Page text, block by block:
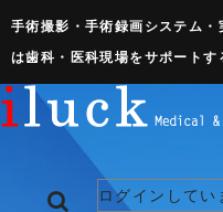
手術撮影・手術録画システム
は歯科・医科現場をサポートす
ログインしてい